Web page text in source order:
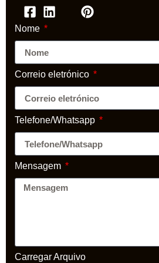
Nome
Correio eletrónico
Telefone/Whatsapp
Mensagem
Carregar Arquivo